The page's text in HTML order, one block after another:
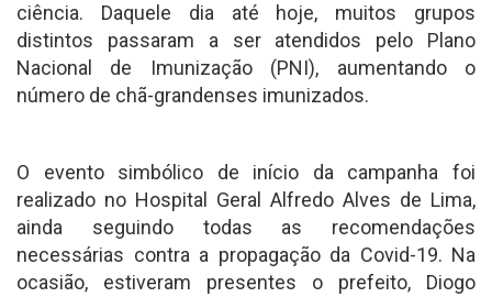
ciência. Daquele dia até hoje, muitos grupos
distintos passaram a ser atendidos pelo Plano
Nacional de Imunização (PNI), aumentando o
número de chã-grandenses imunizados.
O evento simbólico de início da campanha foi
realizado no Hospital Geral Alfredo Alves de Lima,
ainda seguindo todas as recomendações
necessárias contra a propagação da Covid-19. Na
ocasião, estiveram presentes o prefeito, Diogo